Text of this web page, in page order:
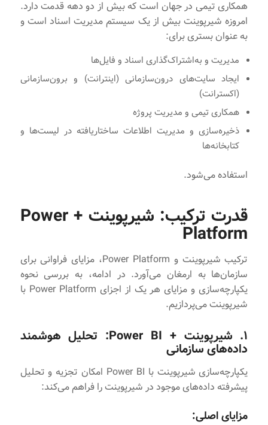
همکاری تیمی در جهان است که بیش از دو دهه قدمت دارد.
امروزه شیرپوینت بیش از یک سیستم مدیریت اسناد است و
به عنوان بستری برای:
مدیریت و به‌اشتراک‌گذاری اسناد و فایل‌ها
ایجاد سایت‌های درون‌سازمانی (اینترانت) و برون‌سازمانی
(اکسترانت)
همکاری تیمی و مدیریت پروژه
ذخیره‌سازی و مدیریت اطلاعات ساختاریافته در لیست‌ها و
کتابخانه‌ها
استفاده می‌شود.
قدرت ترکیب: شیرپوینت + Power
Platform
ترکیب شیرپوینت و Power Platform، مزایای فراوانی برای
سازمان‌ها به ارمغان می‌آورد. در ادامه، به بررسی نحوه
یکپارچه‌سازی و مزایای هر یک از اجزای Power Platform با
شیرپوینت می‌پردازیم.
۱. شیرپوینت + Power BI: تحلیل هوشمند
داده‌های سازمانی
یکپارچه‌سازی شیرپوینت با Power BI امکان تجزیه و تحلیل
پیشرفته داده‌های موجود در شیرپوینت را فراهم می‌کند:
مزایای اصلی: